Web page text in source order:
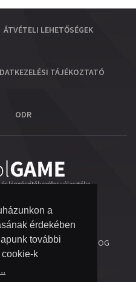
a
érdekében
további
k
ÁTVÉTELI LEHETŐSÉGEK
TÁJÉKOZTATÓ
ODR
KFT.- MINDEN JOG